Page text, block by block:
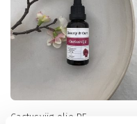
Cactusvijg olie RF